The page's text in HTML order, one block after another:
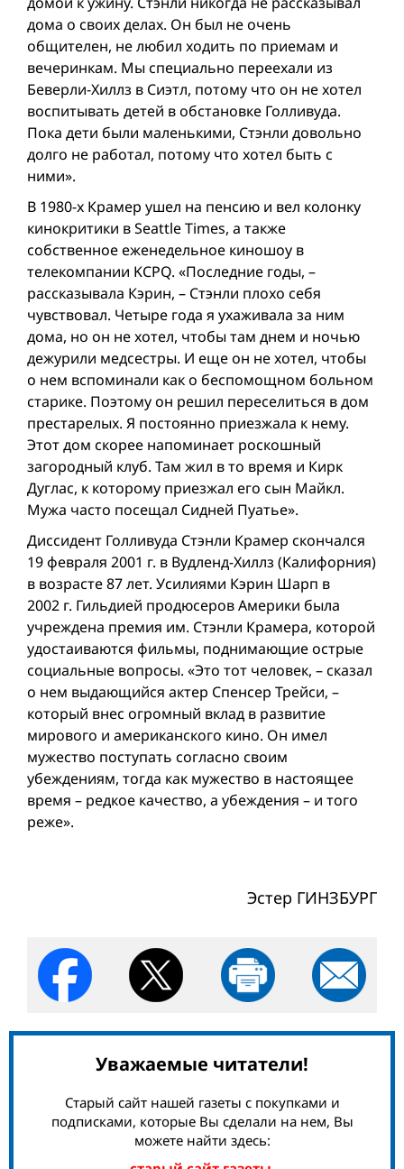
дома о своих делах. Он был не очень
общителен, не любил ходить по приемам и
вечеринкам. Мы специально переехали из
Беверли-Хиллз в Сиэтл, потому что он не хотел
воспитывать детей в обстановке Голливуда.
Пока дети были маленькими, Стэнли довольно
долго не работал, потому что хотел быть с
ними».
В 1980-х Крамер ушел на пенсию и вел колонку
кинокритики в Seattle Times, а также
собственное еженедельное киношоу в
телекомпании KCPQ. «Последние годы, –
рассказывала Кэрин, – Стэнли плохо себя
чувствовал. Четыре года я ухаживала за ним
дома, но он не хотел, чтобы там днем и ночью
дежурили медсестры. И еще он не хотел, чтобы
о нем вспоминали как о беспомощном больном
старике. Поэтому он решил переселиться в дом
престарелых. Я постоянно приезжала к нему.
Этот дом скорее напоминает роскошный
загородный клуб. Там жил в то время и Кирк
Дуглас, к которому приезжал его сын Майкл.
Мужа часто посещал Сидней Пуатье».
Диссидент Голливуда Стэнли Крамер скончался
19 февраля 2001 г. в Вудленд-Хиллз (Калифорния)
в возрасте 87 лет. Усилиями Кэрин Шарп в
2002 г. Гильдией продюсеров Америки была
учреждена премия им. Стэнли Крамера, которой
удостаиваются фильмы, поднимающие острые
социальные вопросы. «Это тот человек, – сказал
о нем выдающийся актер Спенсер Трейси, –
который внес огромный вклад в развитие
мирового и американского кино. Он имел
мужество поступать согласно своим
убеждениям, тогда как мужество в настоящее
время – редкое качество, а убеждения – и того
реже».
Эстер ГИНЗБУРГ
Уважаемые читатели!
Старый сайт нашей газеты с покупками и
подписками, которые Вы сделали на нем, Вы
можете найти здесь: